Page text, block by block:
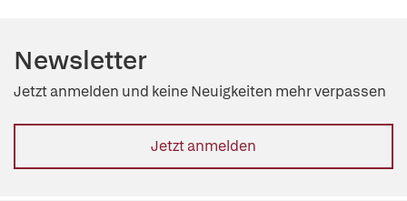
Newsletter
Jetzt anmelden und keine Neuigkeiten mehr verpassen
Jetzt anmelden